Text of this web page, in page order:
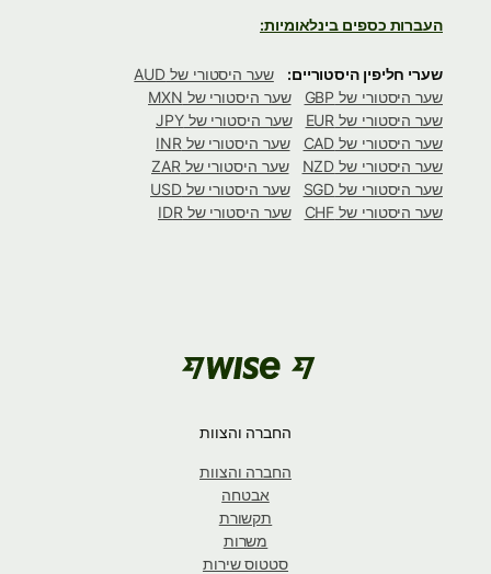
העברות כספים בינלאומיות:
שערי חליפין היסטוריים:
שער היסטורי של AUD
שער היסטורי של GBP
שער היסטורי של MXN
שער היסטורי של EUR
שער היסטורי של JPY
שער היסטורי של CAD
שער היסטורי של INR
שער היסטורי של NZD
שער היסטורי של ZAR
שער היסטורי של SGD
שער היסטורי של USD
שער היסטורי של CHF
שער היסטורי של IDR
החברה והצוות
החברה והצוות
אבטחה
תקשורת
משרות
סטטוס שירות